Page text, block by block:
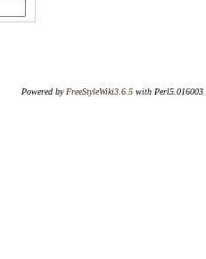
Powered by FreeStyleWiki3.6.5 with Perl5.016003